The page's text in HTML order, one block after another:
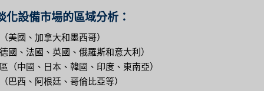
化設備市場的區域分析：
美國、加拿大和墨西哥）
國、法國、英國、俄羅斯和意大利）
（中國、日本、韓國、印度、東南亞）
巴西、阿根廷、哥倫比亞等）